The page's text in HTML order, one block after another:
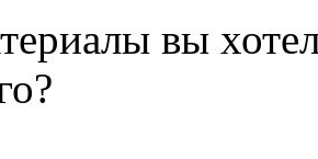
вы